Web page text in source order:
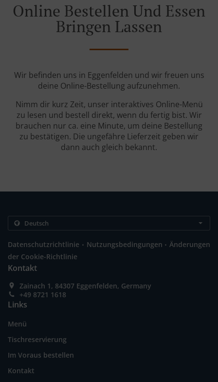
Online Bestellen Und Essen
Bringen Lassen
Wir befinden uns in Eggenfelden und wir freuen uns
deine Online-Bestellung aufzunehmen.
Nimm dir kurz Zeit, unser interaktives Online-Menü
zu lesen und bestell direkt, wenn du fertig bist. Wir
brauchen nur ca. eine Minute, um deine Bestellung
zu bestätigen. Die ungefähre Lieferzeit geben wir
dann auch gleich bekannt.
Datenschutzrichtlinie . Nutzungsbedingungen . Änderungen
der Cookie-Richtlinie
Kontakt
Zainach 1, 84307 Eggenfelden, Germany
+49 8721 1618
Links
Menü
Tischreservierung
Im Voraus bestellen
Kontakt